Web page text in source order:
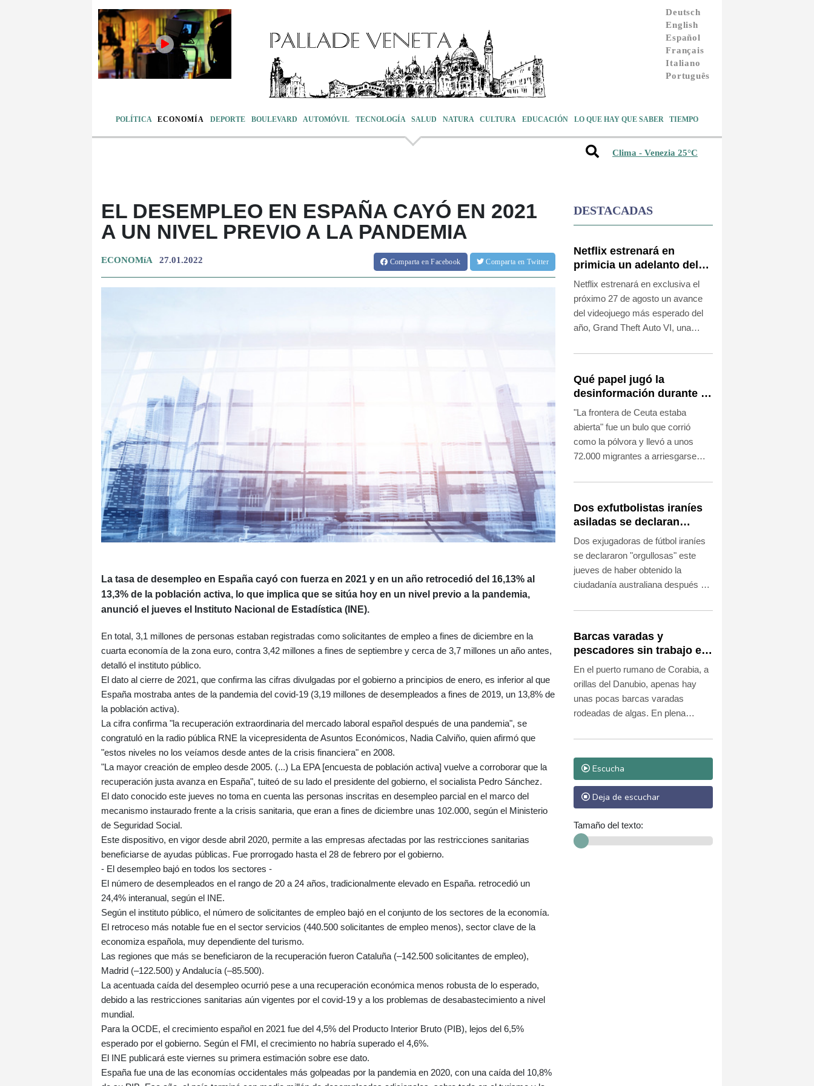
Deutsch
English
Español
Français
Italiano
Português
POLÍTICA ECONOMÍA DEPORTE BOULEVARD AUTOMÓVIL TECNOLOGÍA SALUD NATURA CULTURA EDUCACIÓN LO QUE HAY QUE SABER TIEMPO
Clima - Venezia 25°C
EL DESEMPLEO EN ESPAÑA CAYÓ EN 2021
A UN NIVEL PREVIO A LA PANDEMIA
ECONOMíA 27.01.2022 Compartaen Facebook Comparta en Twitter
La tasa de desempleo en España cayó con fuerza en 2021 y en un año retrocedió del 16,13% al
13,3% de la población activa, lo que implica que se sitúa hoy en un nivel previo a la pandemia,
anunció el jueves el Instituto Nacional de Estadística (INE).
En total, 3,1 millones de personas estaban registradas como solicitantes de empleo a fines de diciembre en la
cuarta economía de la zona euro, contra 3,42 millones a fines de septiembre y cerca de 3,7 millones un año antes,
detalló el instituto público.
El dato al cierre de 2021, que confirma las cifras divulgadas por el gobierno a principios de enero, es inferior al que
España mostraba antes de la pandemia del covid-19 (3,19 millones de desempleados a fines de 2019, un 13,8% de
la población activa).
La cifra confirma "la recuperación extraordinaria del mercado laboral español después de una pandemia", se
congratuló en la radio pública RNE la vicepresidenta de Asuntos Económicos, Nadia Calviño, quien afirmó que
"estos niveles no los veíamos desde antes de la crisis financiera" en 2008.
"La mayor creación de empleo desde 2005. (...) La EPA [encuesta de población activa] vuelve a corroborar que la
recuperación justa avanza en España", tuiteó de su lado el presidente del gobierno, el socialista Pedro Sánchez.
El dato conocido este jueves no toma en cuenta las personas inscritas en desempleo parcial en el marco del
mecanismo instaurado frente a la crisis sanitaria, que eran a fines de diciembre unas 102.000, según el Ministerio
de Seguridad Social.
Este dispositivo, en vigor desde abril 2020, permite a las empresas afectadas por las restricciones sanitarias
beneficiarse de ayudas públicas. Fue prorrogado hasta el 28 de febrero por el gobierno.
- El desempleo bajó en todos los sectores -
El número de desempleados en el rango de 20 a 24 años, tradicionalmente elevado en España. retrocedió un
24,4% interanual, según el INE.
Según el instituto público, el número de solicitantes de empleo bajó en el conjunto de los sectores de la economía.
El retroceso más notable fue en el sector servicios (440.500 solicitantes de empleo menos), sector clave de la
economiza española, muy dependiente del turismo.
Las regiones que más se beneficiaron de la recuperación fueron Cataluña (–142.500 solicitantes de empleo),
Madrid (–122.500) y Andalucía (–85.500).
La acentuada caída del desempleo ocurrió pese a una recuperación económica menos robusta de lo esperado,
debido a las restricciones sanitarias aún vigentes por el covid-19 y a los problemas de desabastecimiento a nivel
mundial.
Para la OCDE, el crecimiento español en 2021 fue del 4,5% del Producto Interior Bruto (PIB), lejos del 6,5%
esperado por el gobierno. Según el FMI, el crecimiento no habría superado el 4,6%.
El INE publicará este viernes su primera estimación sobre ese dato.
España fue una de las economías occidentales más golpeadas por la pandemia en 2020, con una caída del 10,8%
DESTACADAS
Netflix estrenará en
primicia un adelanto del
videojuego GTA VI
Netflix estrenará en exclusiva el
próximo 27 de agosto un avance
del videojuego más esperado del
año, Grand Theft Auto VI, una
anunció este jueves el estudio
Qué papel jugó la
desinformación durante la
última ola de migrantes
que llegó al enclave
español de Ceuta
"La frontera de Ceuta estaba
abierta" fue un bulo que corrió
como la pólvora y llevó a unos
72.000 migrantes a arriesgarse
desde Marruecos a finales de julio.
Dos exfutbolistas iraníes
asiladas se declaran
"orgullosas" de hacerse
australianas
Dos exjugadoras de fútbol iraníes
se declararon "orgullosas" este
jueves de haber obtenido la
ciudadanía australiana después de
por negarse a cantar el himno
las obligó a solicitar asilo.
Barcas varadas y
pescadores sin trabajo en
un Danubio bajo mínimos
por la sequía
En el puerto rumano de Corabia, a
orillas del Danubio, apenas hay
unas pocas barcas varadas
rodeadas de algas. En plena
es tan bajo que estos botes no
pueden entrar ni salir.
Escucha
Deja de escuchar
Tamaño del texto: